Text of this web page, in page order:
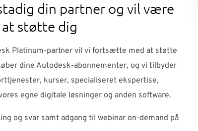
din partner og vil være
støtte dig
Platinum-partner vil vi fortsætte med at støtte
dine Autodesk-abonnementer, og vi tilbyder
kurser, specialiseret ekspertise,
egne digitale løsninger og anden software.
og svar samt adgang til webinar on-demand på